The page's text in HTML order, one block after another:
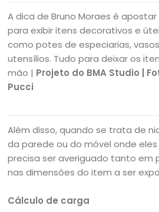
A dica de Bruno Moraes é
para exibir itens decorativos e
como potes de especiarias,
utensílios. Tudo para deixar os
mão | Projeto do BMA Studio |
Pucci
Além disso, quando se trata de
da parede ou do móvel onde
precisa ser averiguado tanto em
nas dimensões do item a ser
Cálculo de carga